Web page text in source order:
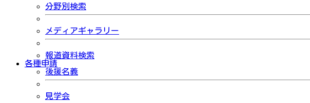
分野別検索
メディアギャラリー
報道資料検索
各種申請
後援名義
見学会